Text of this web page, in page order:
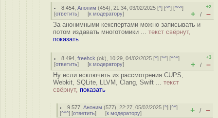
8.454 ,Аноним (454), 21:34, 03/02/2025 [^] [^^] [^^^]
[ответить] [к модератору]
+2
+ / –
За анонимными кекспертами можно записывать и
потом издавать многотомики ... текст свёрнут,
показать
8.494 ,freehck (ok), 10:29, 04/02/2025 [^] [^^] [^^^]
[ответить] [к модератору]
+3
+ / –
Ну если исключить из рассмотрения CUPS,
Webkit, SQLite, LLVM, Clang, Swift ... текст
свёрнут, показать
9.577 ,Аноним (577), 22:27, 05/02/2025 [^] [^^]
[^^^] [ответить] [к модератору] + / –